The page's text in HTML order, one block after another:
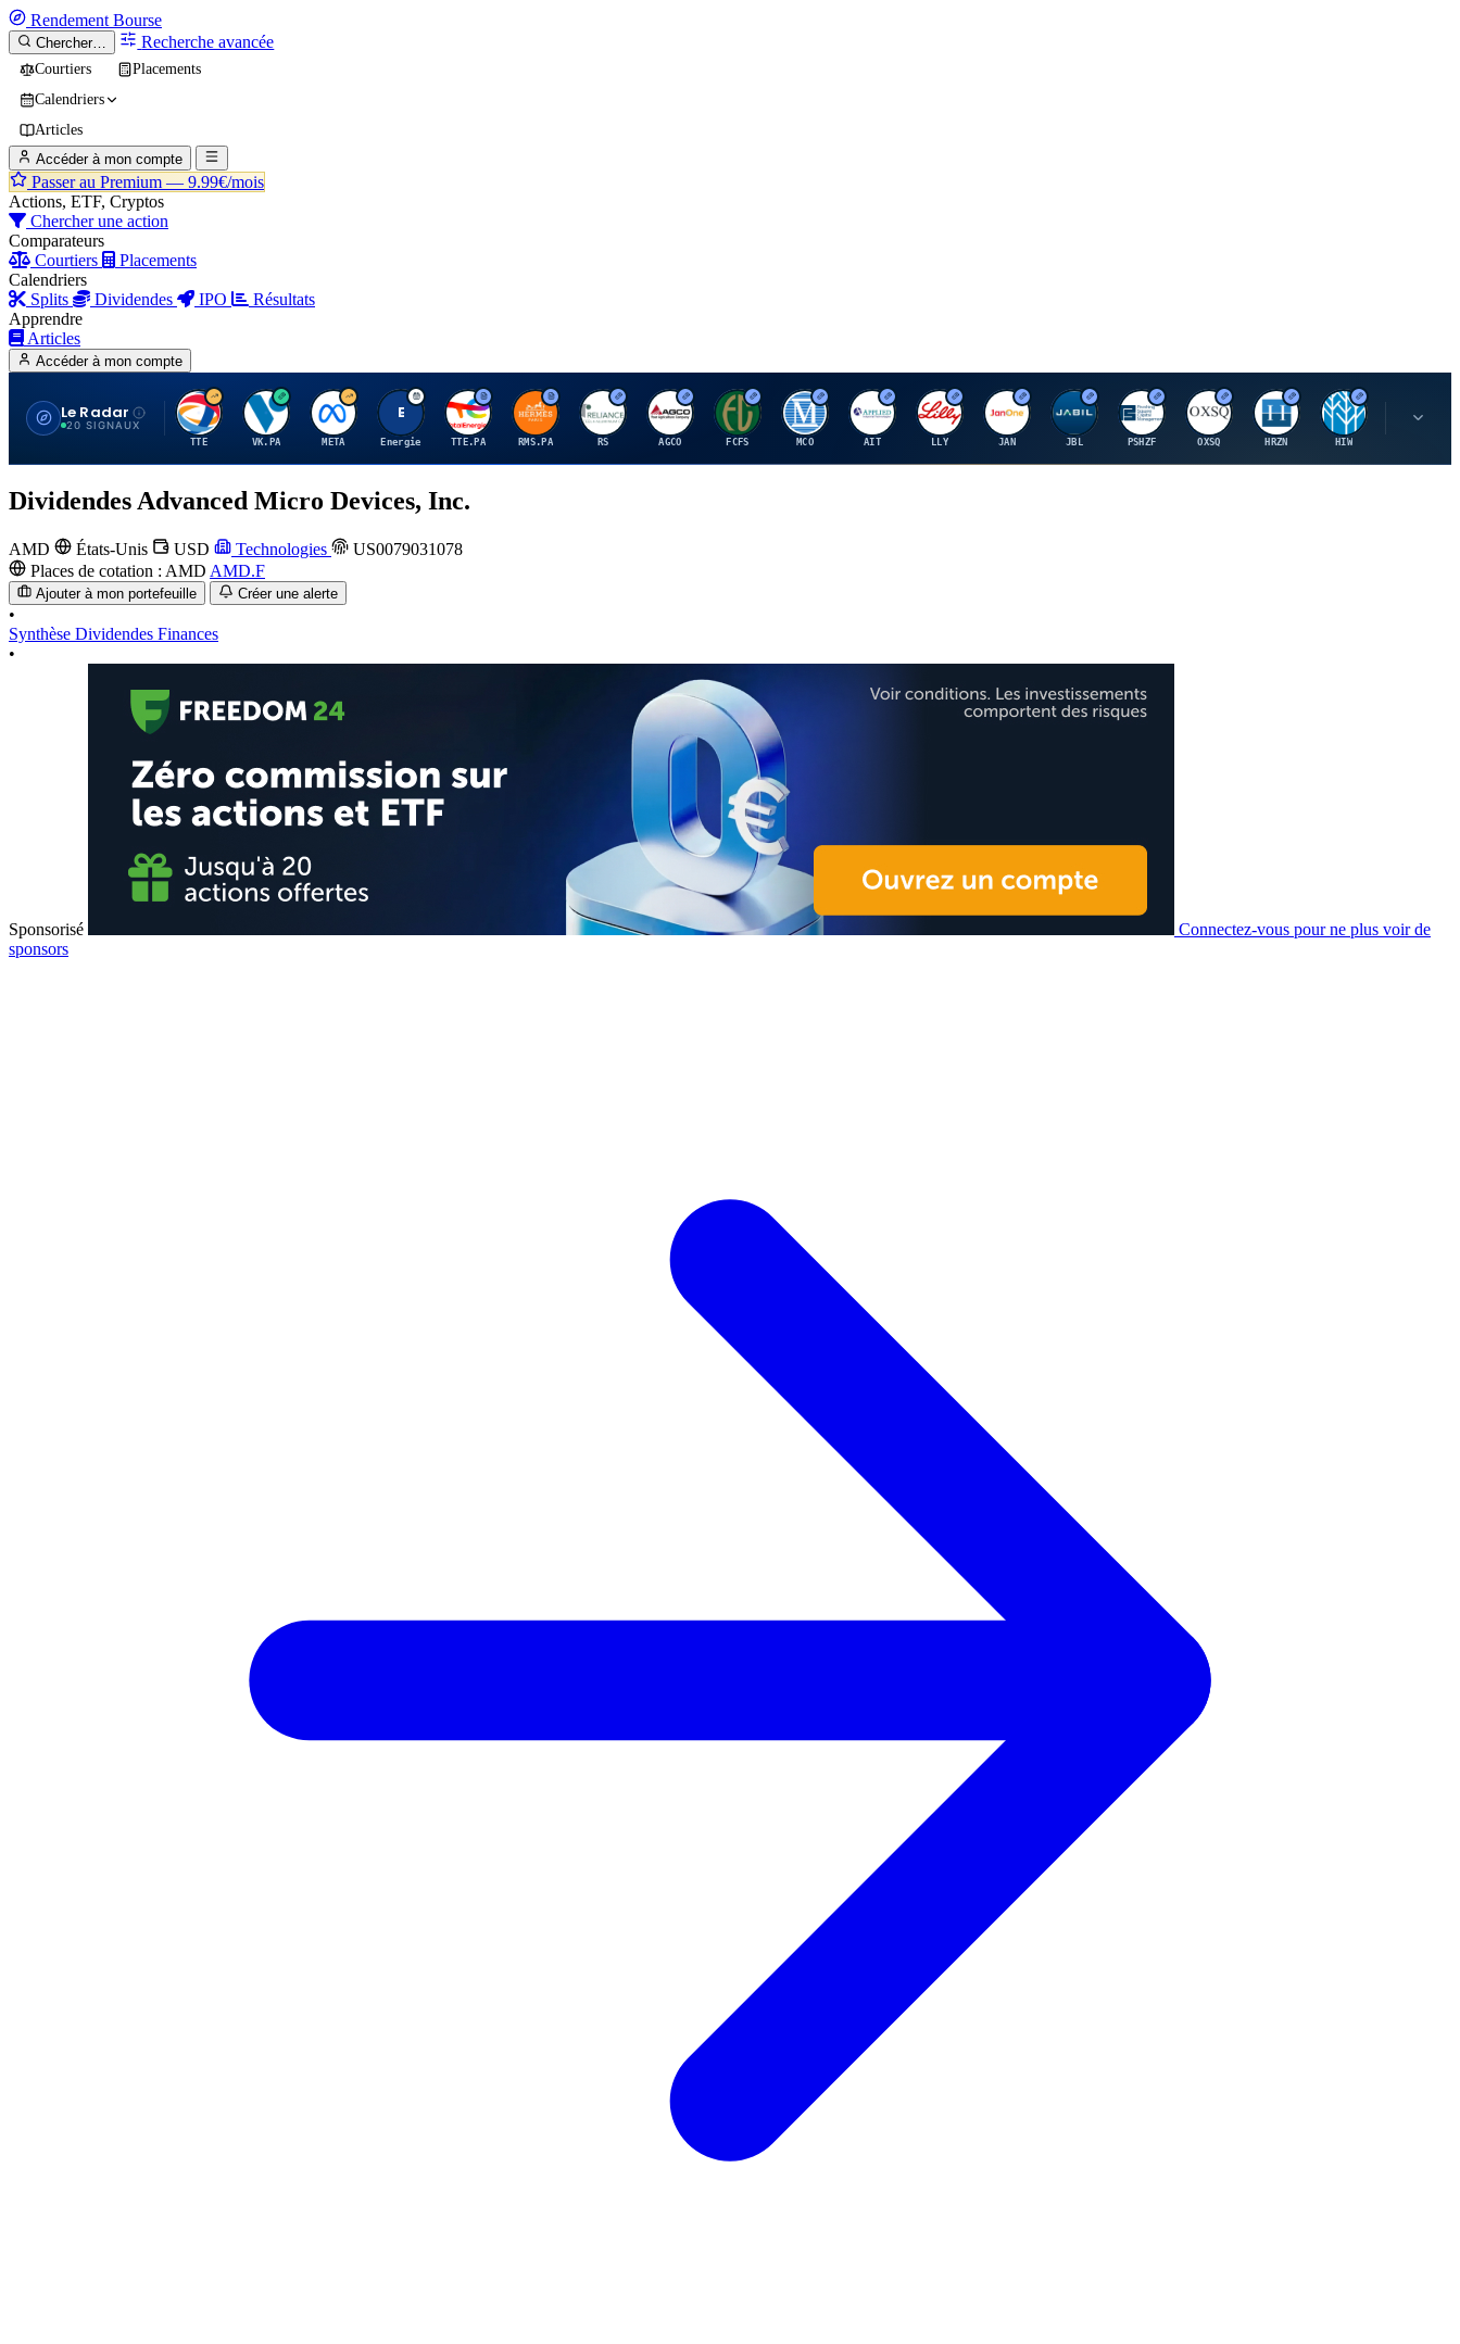
Rendement Bourse
Chercher… Recherche avancée
Courtiers
Placements
Calendriers
Articles
Accéder à mon compte
Passer au Premium — 9.99€/mois
Actions, ETF, Cryptos
Chercher une action
Comparateurs
Courtiers
Placements
Calendriers
Splits
Dividendes IPO
Résultats
Apprendre
Articles
Accéder à mon compte
Le Radar
20 SIGNAUX
T
TTE
V
VK.PA
M
META
E
Energie
T
TTE.PA
H
RMS.PA
R
RS
A
AGCO
F
FCFS
M
MCO
A
AIT
E
LLY
J
JAN
J
JBL
P
PSHZF
O
OXSQ
H
HRZN
H
HIW
U
Dividendes Advanced Micro Devices, Inc.
AMD États-Unis USD Technologies
US0079031078
Places de cotation : AMD AMD.F
Ajouter à mon portefeuille Créer une alerte
•
Synthèse Dividendes Finances
•
Sponsorisé
Connectez-vous pour ne plus voir de
sponsors